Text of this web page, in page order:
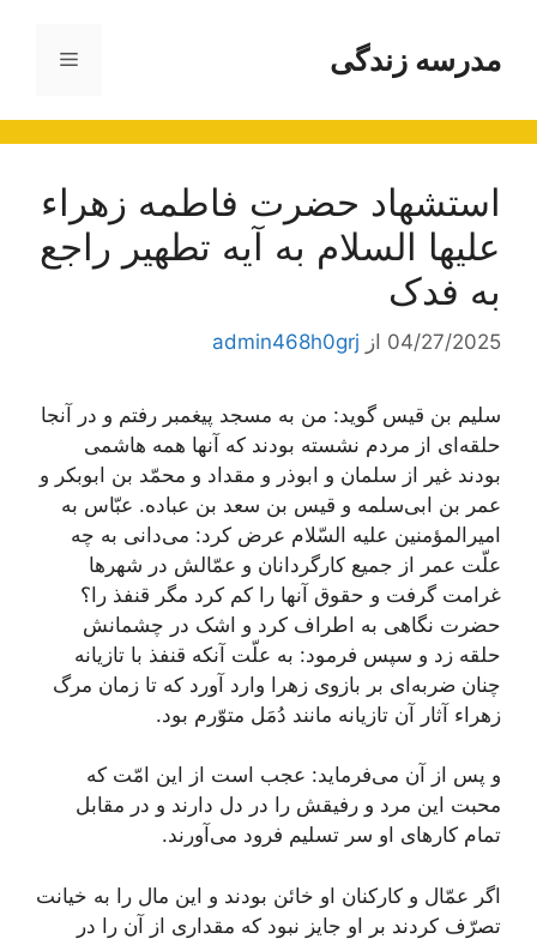
محتوامدرسه زندگی فهرست
استشهاد حضرت فاطمه زهراء
علیها السلام به آيه تطهير راجع
به فدک‌
04/27/2025 از admin468h0grj
سليم بن قيس گويد: من به مسجد پيغمبر رفتم و در آنجا
حلقه‌اى از مردم نشسته بودند که آنها همه هاشمى
بودند غير از سلمان و ابوذر و مقداد و محمّد بن ابوبکر و
عمر بن ابى‌سلمه و قيس بن سعد بن عباده. عبّاس به
اميرالمؤمنين عليه السّلام عرض کرد: مى‌دانى به چه
علّت عمر از جميع کارگردانان و عمّالش در شهرها
غرامت گرفت و حقوق آنها را کم کرد مگر قنفذ را؟
حضرت نگاهى به اطراف کرد و اشک در چشمانش
حلقه زد و سپس فرمود: به علّت آنکه قنفذ با تازيانه
چنان ضربه‌اى بر بازوى زهرا وارد آورد که تا زمان مرگ
زهراء آثار آن تازيانه مانند دُمَل متوّرم بود.
و پس از آن مى‌فرمايد: عجب است از اين امّت که
محبت اين مرد و رفيقش را در دل دارند و در مقابل
تمام کارهاى او سر تسليم فرود مى‌آورند.
اگر عمّال و کارکنان او خائن بودند و اين مال را به خيانت
تصرّف کردند بر او جايز نبود که مقدارى از آن را در